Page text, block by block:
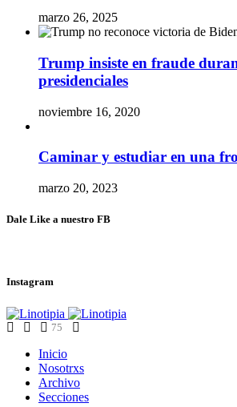
marzo 26, 2025
Trump insiste en fraude
presidenciales
noviembre 16, 2020
Caminar y estudiar en una
marzo 20, 2023
Dale Like a nuestro FB
Instagram
75
Inicio
Nosotrxs
Archivo
Secciones